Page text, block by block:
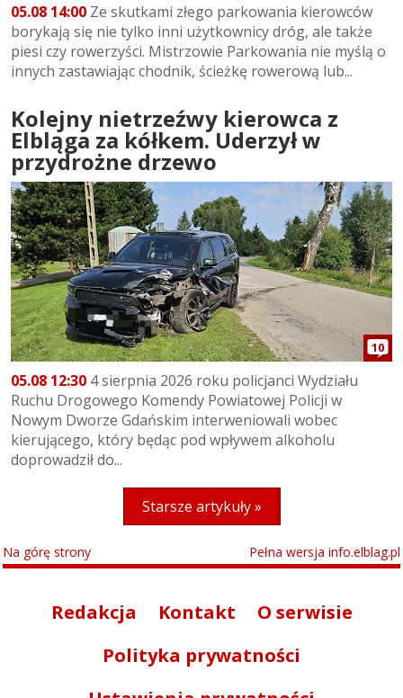
05.08 14:00 Ze skutkami złego parkowania kierowców
borykają się nie tylko inni użytkownicy dróg, ale także
piesi czy rowerzyści. Mistrzowie Parkowania nie myślą o
innych zastawiając chodnik, ścieżkę rowerową lub...
Kolejny nietrzeźwy kierowca z
Elbląga za kółkem. Uderzył w
przydrożne drzewo
10
05.08 12:30 4 sierpnia 2026 roku policjanci Wydziału
Ruchu Drogowego Komendy Powiatowej Policji w
Nowym Dworze Gdańskim interweniowali wobec
kierującego, który będąc pod wpływem alkoholu
doprowadził do...
Starsze artykuły »
Na górę strony Pełna wersja info.elblag.pl
Redakcja Kontakt
O serwisie
Polityka prywatności